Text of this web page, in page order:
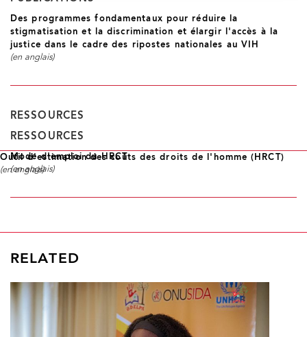
Des programmes fondamentaux pour réduire la
stigmatisation et la discrimination et élargir l'accès à la
justice dans le cadre des ripostes nationales au VIH
(en anglais)
RESSOURCES
RESSOURCES
Outil d'estimation des coûts des droits de l'homme (HRCT)
(en anglais)
Mode d'emploi du HRCT
(en anglais)
RELATED